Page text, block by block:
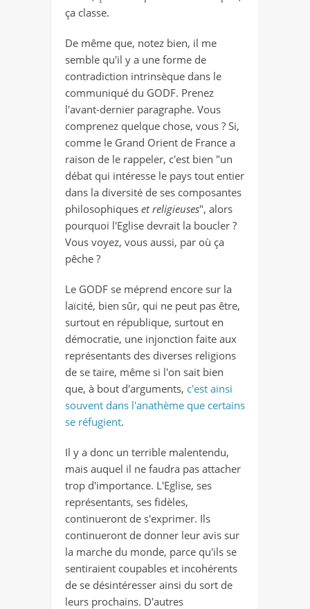
ça classe.
De même que, notez bien, il me
semble qu'il y a une forme de
contradiction intrinsèque dans le
communiqué du GODF. Prenez
l'avant-dernier paragraphe. Vous
comprenez quelque chose, vous ? Si,
comme le Grand Orient de France a
raison de le rappeler, c'est bien "un
débat qui intéresse le pays tout entier
dans la diversité de ses composantes
philosophiques et religieuses", alors
pourquoi l'Eglise devrait la boucler ?
Vous voyez, vous aussi, par où ça
pêche ?
Le GODF se méprend encore sur la
laïcité, bien sûr, qui ne peut pas être,
surtout en république, surtout en
démocratie, une injonction faite aux
représentants des diverses religions
de se taire, même si l'on sait bien
que, à bout d'arguments, c'est ainsi
souvent dans l'anathème que certains
se réfugient.
Il y a donc un terrible malentendu,
mais auquel il ne faudra pas attacher
trop d'importance. L'Eglise, ses
représentants, ses fidèles,
continueront de s'exprimer. Ils
continueront de donner leur avis sur
la marche du monde, parce qu'ils se
sentiraient coupables et incohérents
de se désintéresser ainsi du sort de
leurs prochains. D'autres